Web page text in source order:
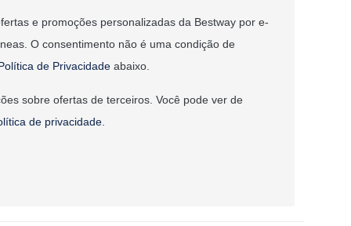
e promoções personalizadas da Bestway por e-
O consentimento não é uma condição de
de Privacidadeabaixo.
sobre ofertas de terceiros. Você pode ver de
de privacidade.